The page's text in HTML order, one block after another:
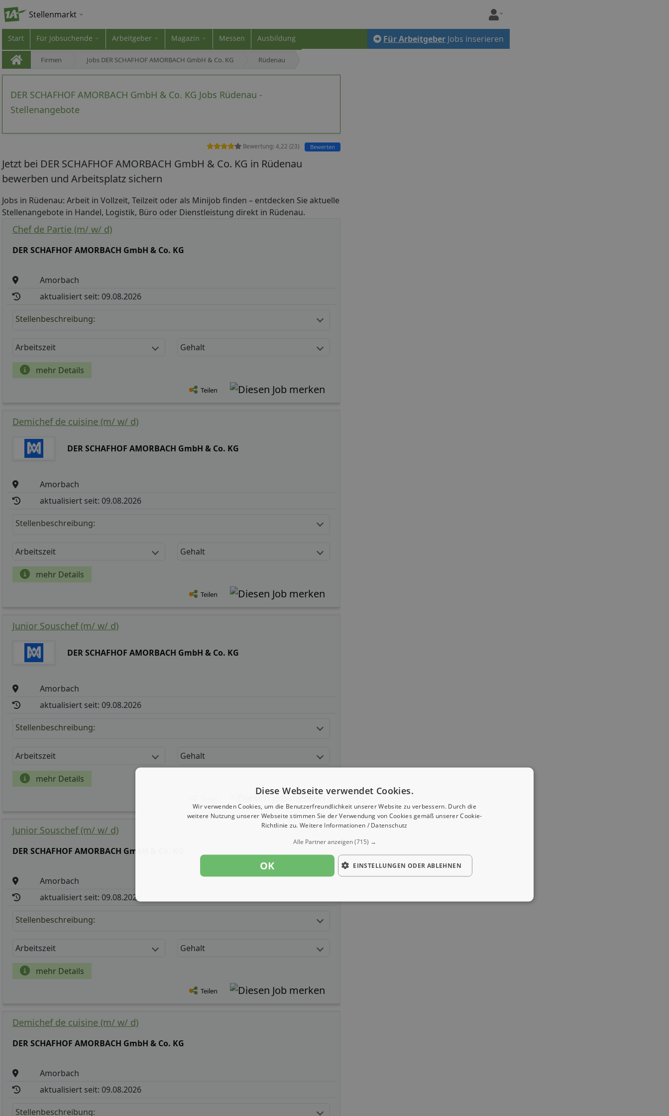
Stellenmarkt
Start Für Jobsuchende Arbeitgeber Magazin Messen Ausbildung Für Arbeitgeber Jobs inserieren
Firmen Jobs DER SCHAFHOF AMORBACH GmbH & Co. KG Rüdenau
DER SCHAFHOF AMORBACH GmbH & Co. KG Jobs Rüdenau -
Stellenangebote
Bewertung: 4,22 (23) Bewerten
Jetzt bei DER SCHAFHOF AMORBACH GmbH & Co. KG in Rüdenau
bewerben und Arbeitsplatz sichern
Jobs in Rüdenau: Arbeit in Vollzeit, Teilzeit oder als Minijob finden – entdecken Sie aktuelle
Stellenangebote in Handel, Logistik, Büro oder Dienstleistung direkt in Rüdenau.
Chef de Partie (m/ w/ d)
DER SCHAFHOF AMORBACH GmbH & Co. KG
Amorbach
aktualisiert seit: 09.08.2026
Stellenbeschreibung:
Arbeitszeit Gehalt
mehr Details
Teilen
Demichef de cuisine (m/ w/ d)
DER SCHAFHOF AMORBACH GmbH & Co. KG
Amorbach
aktualisiert seit: 09.08.2026
Stellenbeschreibung:
Arbeitszeit Gehalt
mehr Details
Teilen
Junior Souschef (m/ w/ d)
DER SCHAFHOF AMORBACH GmbH & Co. KG
Amorbach
aktualisiert seit: 09.08.2026
Stellenbeschreibung:
Arbeitszeit Gehalt
mehr Details
Junior Souschef (m/ w/ d)
DER SCHAFHOF AMORBACH GmbH & Co. KG
Amorbach
aktualisiert seit: 09.08.2026
Stellenbeschreibung:
Arbeitszeit Gehalt
mehr Details
Teilen
Demichef de cuisine (m/ w/ d)
DER SCHAFHOF AMORBACH GmbH & Co. KG
Amorbach
aktualisiert seit: 09.08.2026
Stellenbeschreibung:
Diese Webseite verwendet Cookies.
Wir verwenden Cookies, um die Benutzerfreundlichkeit unserer Website zu verbessern. Durch die
weitere Nutzung unserer Webseite stimmen Sie der Verwendung von Cookies gemäß unserer Cookie-
Richtlinie zu. Weitere Informationen / Datenschutz
Alle Partner anzeigen(715) →
OK EINSTELLUNGEN ODER ABLEHNEN